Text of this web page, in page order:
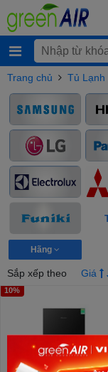
Trang chủ Tủ
Hãng
Sắp xếp theo Giá
10%